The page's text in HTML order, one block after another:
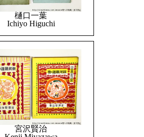
樋口一葉
Ichiyo Higuchi
宮沢賢治